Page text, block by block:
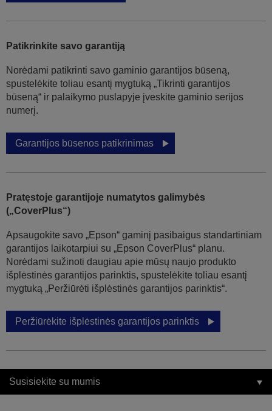
Patikrinkite savo garantiją
Norėdami patikrinti savo gaminio garantijos būseną,
spustelėkite toliau esantį mygtuką „Tikrinti garantijos
būseną“ ir palaikymo puslapyje įveskite gaminio serijos
numerį.
Garantijos būsenos patikrinimas
Pratęstoje garantijoje numatytos galimybės
(„CoverPlus“)
Apsaugokite savo „Epson“ gaminį pasibaigus standartiniam
garantijos laikotarpiui su „Epson CoverPlus“ planu.
Norėdami sužinoti daugiau apie mūsų naujo produkto
išplėstinės garantijos parinktis, spustelėkite toliau esantį
mygtuką „Peržiūrėti išplėstinės garantijos parinktis“.
Peržiūrėkite išplėstinės garantijos parinktis
Susisiekite su mumis